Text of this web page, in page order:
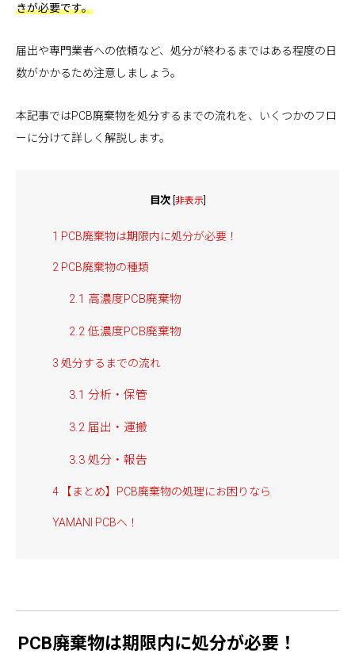
きが必要です。
届出や専門業者への依頼など、処分が終わるまではある程度の日
数がかかるため注意しましょう。
本記事ではPCB廃棄物を処分するまでの流れを、いくつかのフロ
ーに分けて詳しく解説します。
目次 非表示]
1 PCB廃棄物は期限内に処分が必要！
2 PCB廃棄物の種類
2.1 高濃度PCB廃棄物
2.2低濃度PCB廃棄物
3 処分するまでの流れ
3.1 分析・保管
3.2届出・運搬
3.3処分・報告
4 【まとめ】PCB廃棄物の処理にお困りなら
YAMANI PCBへ！
PCB廃棄物は期限内に処分が必要！